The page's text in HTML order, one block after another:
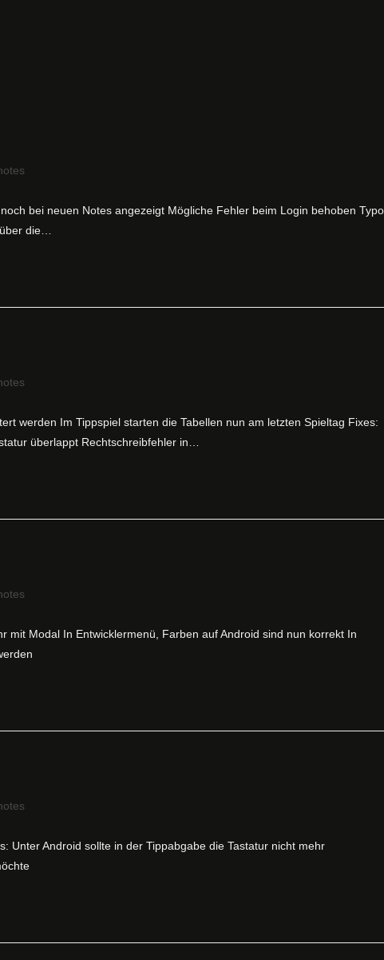
bei neuen Notes angezeigt Mögliche Fehler beim Login behoben Typo
die…
werden Im Tippspiel starten die Tabellen nun am letzten Spieltag Fixes:
überlappt Rechtschreibfehler in…
mit Modal In Entwicklermenü, Farben auf Android sind nun korrekt In
Unter Android sollte in der Tippabgabe die Tastatur nicht mehr